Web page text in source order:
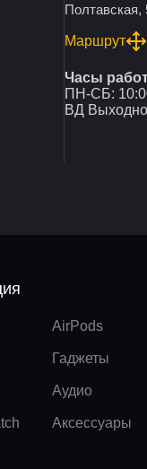
Полтавская,
Маршрут
Часы
ПН-СБ:
ВД
AirPods
Гаджеты
Аудио
Аксессуары